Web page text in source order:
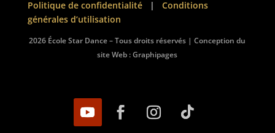
Politique de confidentialité| Conditions
générales d’utilisation
2026 École Star Dance – Tous droits réservés | Conception du
site Web :Graphipages